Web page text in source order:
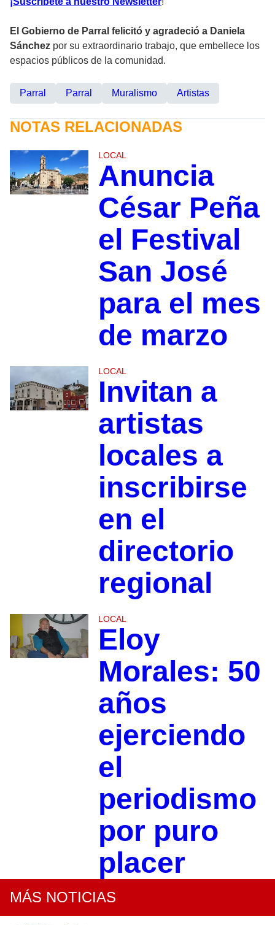
El Gobierno de Parral felicitó y agradeció a Daniela
Sánchez por su extraordinario trabajo, que embellece los
espacios públicos de la comunidad.
Parral Parral Muralismo Artistas
NOTAS RELACIONADAS
LOCAL
Anuncia
César Peña
el Festival
San José
para el mes
de marzo
LOCAL
Invitan a
artistas
locales a
inscribirse
en el
directorio
regional
LOCAL
Eloy
Morales: 50
años
ejerciendo
el
periodismo
por puro
placer
MÁS NOTICIAS